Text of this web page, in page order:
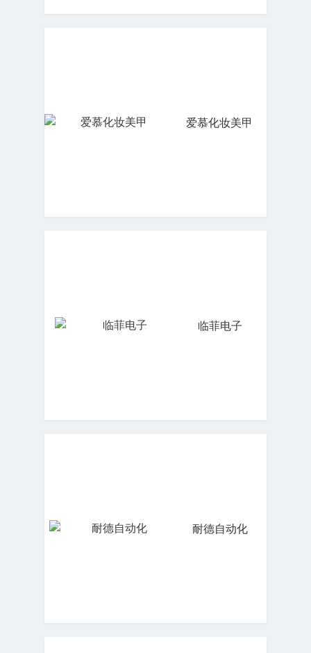
爱慕化妆美甲
临菲电子
耐德自动化